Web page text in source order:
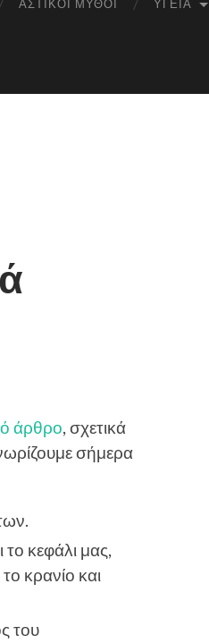
ΑΣΤΙΚΟΊ ΜΎΘΟΙ ΥΓΕΊΑ
άρθρο, σχετικά
σήμερα
κεφάλι μας,
κρανίο και
του